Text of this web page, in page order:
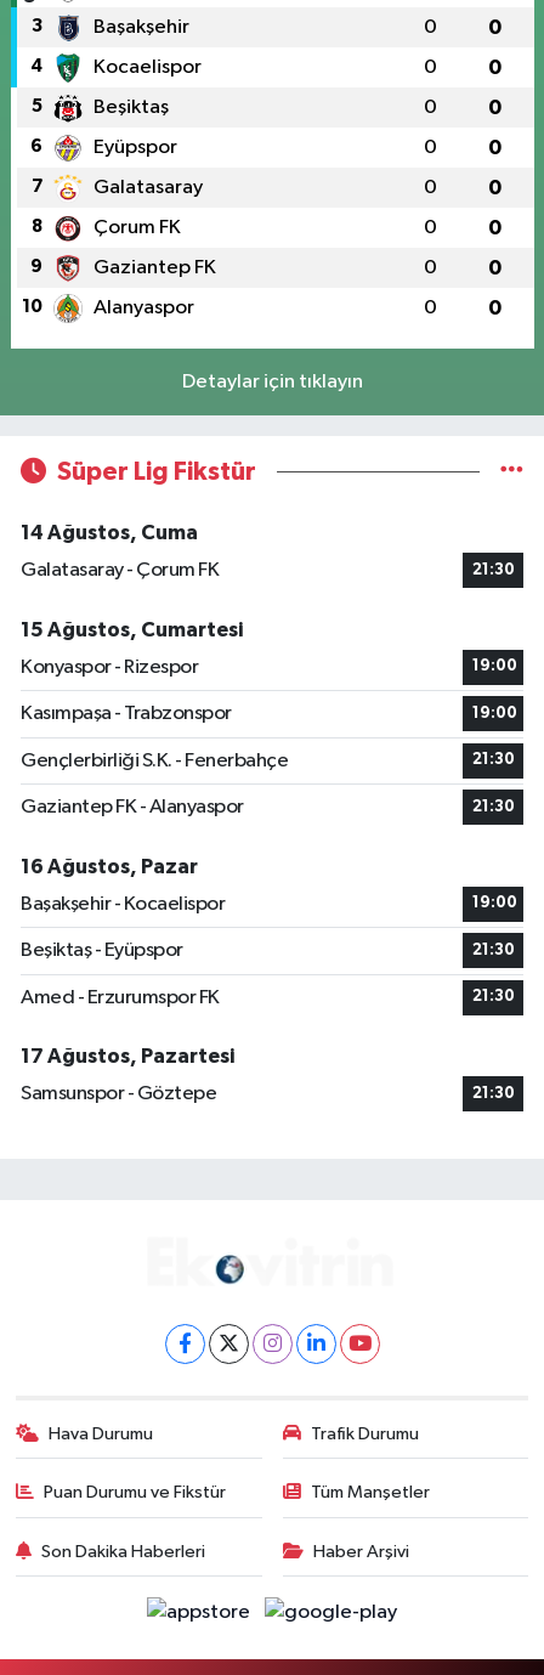
3 Başakşehir 0 0
4 Kocaelispor 0 0
5 Beşiktaş 0 0
6 Eyüpspor 0 0
7 Galatasaray 0 0
8 Çorum FK 0 0
9 Gaziantep FK 0 0
10 Alanyaspor 0 0
Detaylar için tıklayın
Süper Lig Fikstür
14 Ağustos, Cuma
Galatasaray - Çorum FK
21:30
15 Ağustos, Cumartesi
Konyaspor - Rizespor
19:00
Kasımpaşa - Trabzonspor 19:00
Gençlerbirliği S.K. - Fenerbahçe 21:30
Gaziantep FK - Alanyaspor 21:30
16 Ağustos, Pazar
Başakşehir - Kocaelispor
19:00
Beşiktaş - Eyüpspor 21:30
Amed - Erzurumspor FK 21:30
17 Ağustos, Pazartesi
Samsunspor - Göztepe
21:30
Hava Durumu Trafik Durumu
Puan Durumu ve Fikstür Tüm Manşetler
Son Dakika Haberleri Haber Arşivi